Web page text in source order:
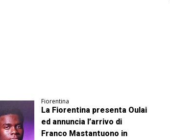
Fiorentina
La Fiorentina presenta Oulai
ed annuncia l’arrivo di
Franco Mastantuono in